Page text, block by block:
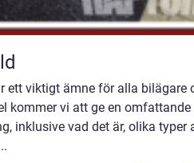
ett viktigt ämne för alla bilägare
kommer vi att ge en omfattande
inklusive vad det är, olika typer